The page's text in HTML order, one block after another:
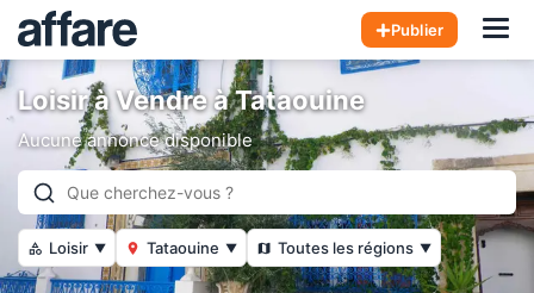
Publier
Loisir à Vendre à Tataouine
Aucune annonce disponible
Loisir ▼ Tataouine ▼ Toutes les régions ▼